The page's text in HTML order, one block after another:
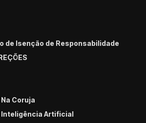
de Isenção de Responsabilidade
Coruja
Inteligência Artificial